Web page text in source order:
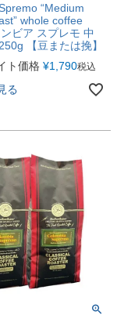
“Medium
whole coffee
ビア スプレモ 中
【豆または挽】
ト価格 ¥1,790税込
る